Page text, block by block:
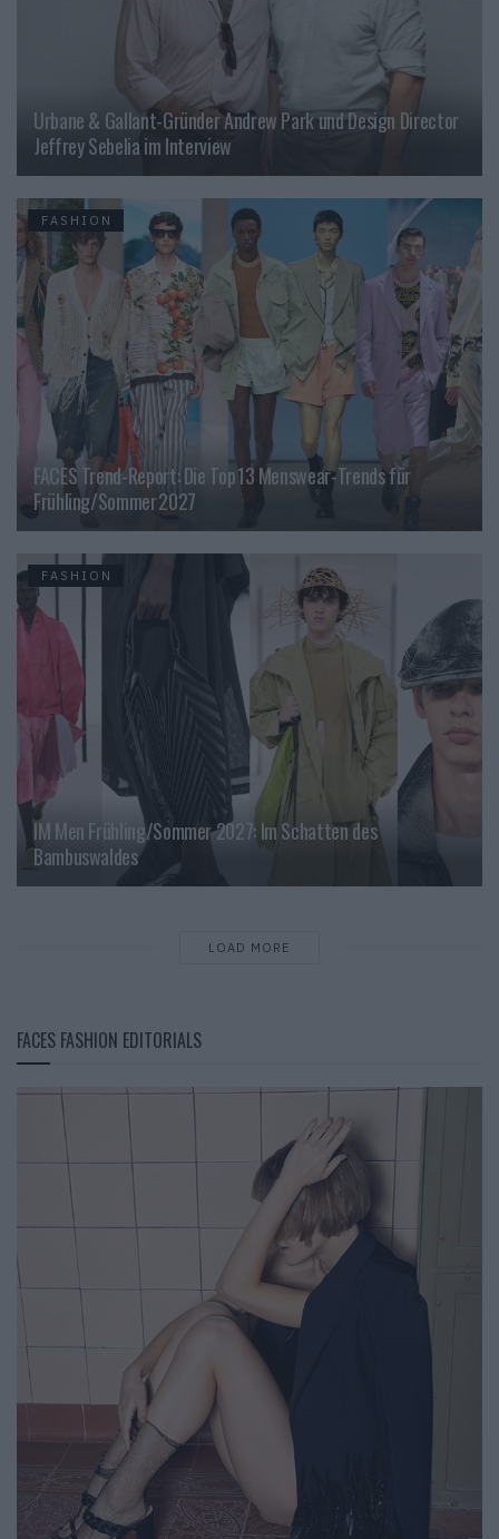
Urbane & Gallant-Gründer Andrew Park und Design Director
Jeffrey Sebelia im Interview
FASHION
FACES Trend-Report: Die Top 13 Menswear-Trends für
Frühling/Sommer 2027
FASHION
IM Men Frühling/Sommer 2027: Im Schatten des
Bambuswaldes
LOAD MORE
FACES FASHION EDITORIALS